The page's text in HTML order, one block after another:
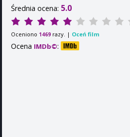
Średnia ocena: 5.0
Oceniono 1469 razy. | Oceń film
Ocena IMDb©: